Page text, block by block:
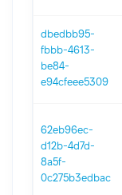
dbedbb95-
fbbb-4613-
be84-
e94cfeee5309
62eb96ec-
d12b-4d7d-
8a5f-
0c275b3edbac